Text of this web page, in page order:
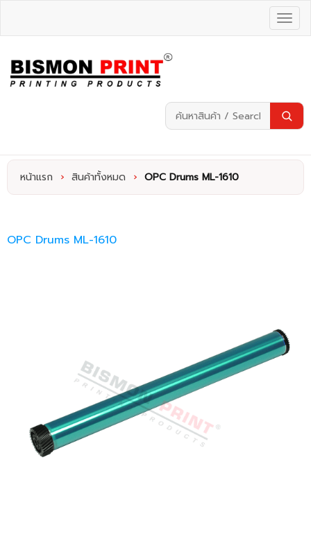
หน้าแรก › สินค้าทั้งหมด › OPC Drums ML-1610
OPC Drums ML-1610